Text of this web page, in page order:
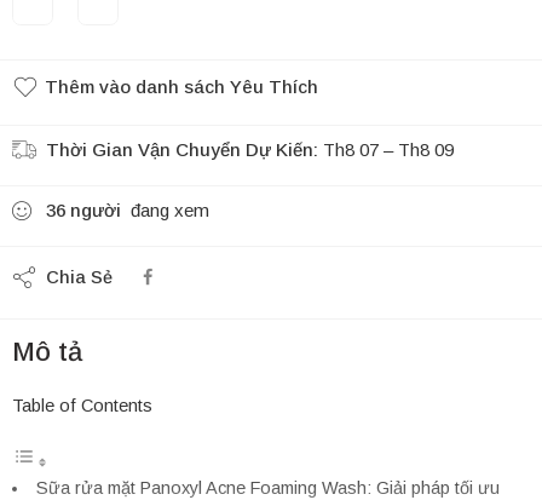
Thêm vào danh sách Yêu Thích
Thời Gian Vận Chuyển Dự Kiến: Th8 07 – Th8 09
36 người đang xem
Chia Sẻ
Mô tả
Table of Contents
Sữa rửa mặt Panoxyl Acne Foaming Wash: Giải pháp tối ưu